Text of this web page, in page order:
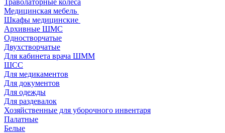
Траволаторные колеса
Медицинская мебель
Шкафы медицинские
Архивные ШМС
Одностворчатые
Двухстворчатые
Для кабинета врача ШММ
ШСС
Для медикаментов
Для документов
Для одежды
Для раздевалок
Хозяйственные для уборочного инвентаря
Палатные
Белые